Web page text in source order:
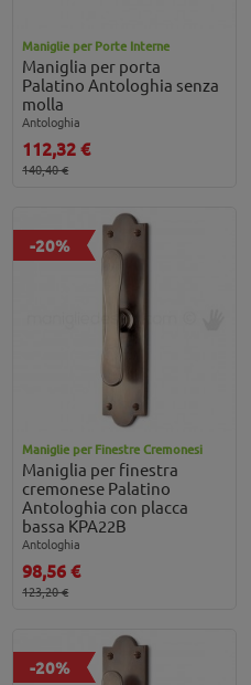
Maniglie per Porte Interne
Maniglia per porta
Palatino Antologhia senza
molla
Antologhia
112,32 €
140,40 €
-20%
Maniglie per Finestre Cremonesi
Maniglia per finestra
cremonese Palatino
Antologhia con placca
bassa KPA22B
Antologhia
98,56 €
123,20 €
-20%